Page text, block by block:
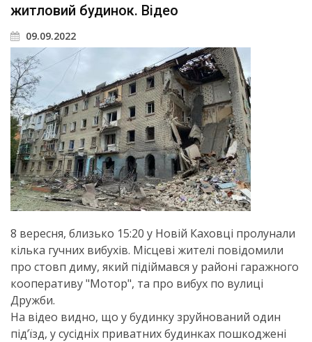
житловий будинок. Відео
09.09.2022
8 вересня, близько 15:20 у Новій Каховці пролунали
кілька гучних вибухів. Місцеві жителі повідомили
про стовп диму, який підіймався у районі гаражного
кооперативу "Мотор", та про вибух по вулиці
Дружби.
На відео видно, що у будинку зруйнований один
під’їзд, у сусідніх приватних будинках пошкоджені